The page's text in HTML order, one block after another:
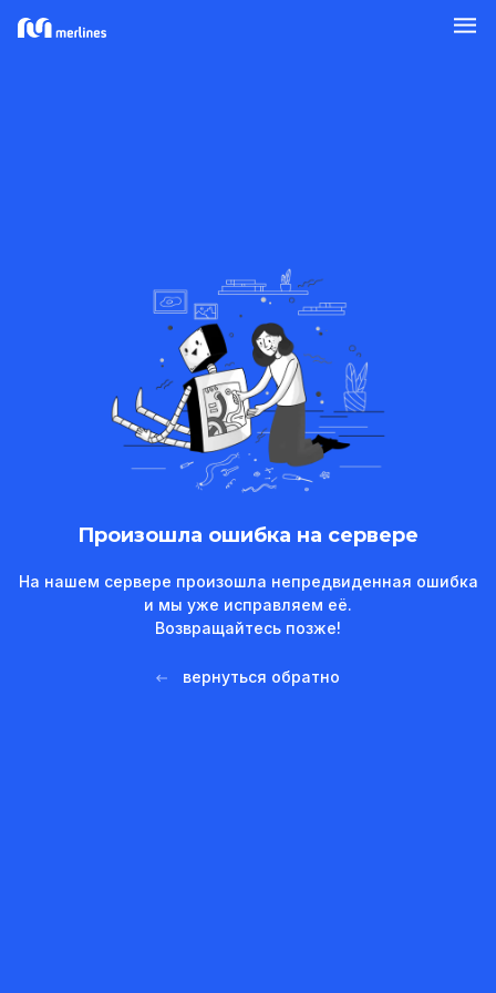
Произошла ошибка на сервере
На нашем сервере произошла непредвиденная ошибка
и мы уже исправляем её.
Возвращайтесь позже!
вернуться обратно